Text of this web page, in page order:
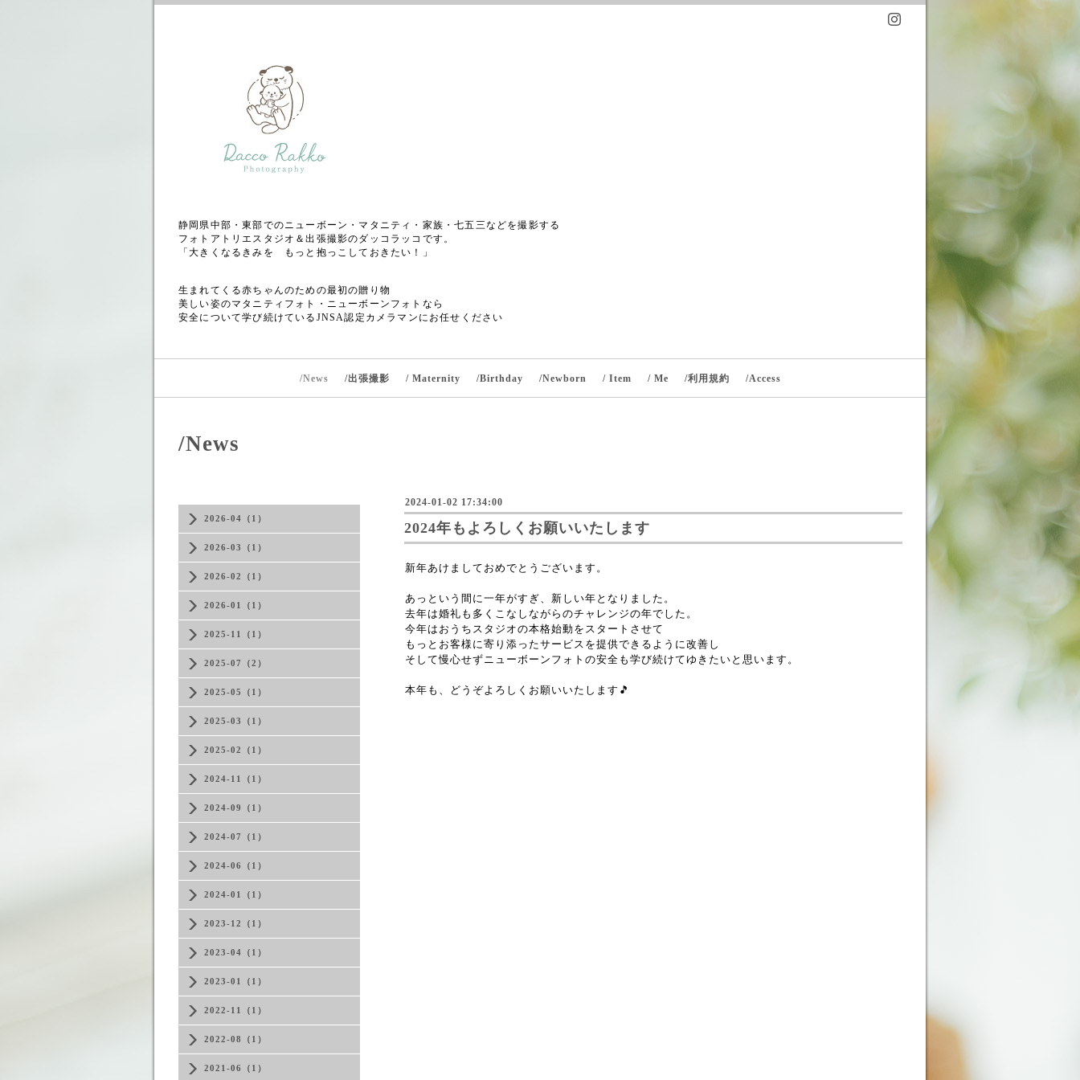
静岡県中部・東部でのニューボーン・マタニティ・家族・七五三などを撮影する
フォトアトリエスタジオ＆出張撮影のダッコラッコです。
「大きくなるきみを もっと抱っこしておきたい！」
生まれてくる赤ちゃんのための最初の贈り物
美しい姿のマタニティフォト・ニューボーンフォトなら
安全について学び続けているJNSA認定カメラマンにお任せください
/News /出張撮影 / Maternity /Birthday /Newborn / Item / Me /利用規約 /Access
2026-04（1）
2026-03（1）
2026-02（1）
2026-01（1）
2025-11（1）
2025-07（2）
2025-05（1）
2025-03（1）
2025-02（1）
2024-11（1）
2024-09（1）
2024-07（1）
2024-06（1）
2024-01（1）
2023-12（1）
2023-04（1）
2023-01（1）
2022-11（1）
2022-08（1）
2021-06（1）
/News
2024-01-02 17:34:00
2024年もよろしくお願いいたします
新年あけましておめでとうございます。
あっという間に一年がすぎ、新しい年となりました。
去年は婚礼も多くこなしながらのチャレンジの年でした。
今年はおうちスタジオの本格始動をスタートさせて
もっとお客様に寄り添ったサービスを提供できるように改善し
そして慢心せずニューボーンフォトの安全も学び続けてゆきたいと思います。
本年も、どうぞよろしくお願いいたします🎵